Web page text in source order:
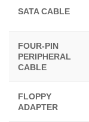
SATA CABLE
FOUR-PIN
PERIPHERAL
CABLE
FLOPPY
ADAPTER